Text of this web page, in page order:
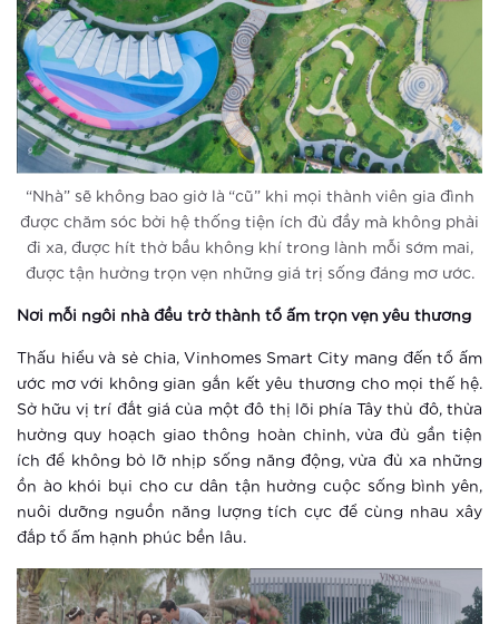
“Nhà” sẽ không bao giờ là “cũ” khi mọi thành viên gia đình
được chăm sóc bởi hệ thống tiện ích đủ đầy mà không phải
đi xa, được hít thở bầu không khí trong lành mỗi sớm mai,
được tận hưởng trọn vẹn những giá trị sống đáng mơ ước.
Nơi mỗi ngôi nhà đều trở thành tổ ấm trọn vẹn yêu thương
Thấu hiểu và sẻ chia, Vinhomes Smart City mang đến tổ ấm
ước mơ với không gian gắn kết yêu thương cho mọi thế hệ.
Sở hữu vị trí đắt giá của một đô thị lõi phía Tây thủ đô, thừa
hưởng quy hoạch giao thông hoàn chỉnh, vừa đủ gần tiện
ích để không bỏ lỡ nhịp sống năng động, vừa đủ xa những
ồn ào khói bụi cho cư dân tận hưởng cuộc sống bình yên,
nuôi dưỡng nguồn năng lượng tích cực để cùng nhau xây
đắp tổ ấm hạnh phúc bền lâu.
phạm tội
Xem thêm
Sống tại thành phố thông minh, trẻ
em được bảo vệ đa lớp như thế nào?
Xem thêm
Vinhomes Smart City: Những trải
nghiệm tuyệt vời cho người trẻ hiện
đại
Thành phố thông minh: Bước đi tắt
đón đầu của ông lớn BĐS Vingroup
Xem thêm
Thành phố thông minh khác xa khu
căn hộ thông thường ra sao?
Xem thêm